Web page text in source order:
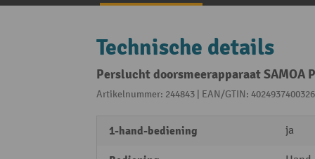
Technische details
Perslucht doorsmeerapparaat
Artikelnummer: 244843 | EAN/GTIN: 4024937400326
1-hand-bediening ja